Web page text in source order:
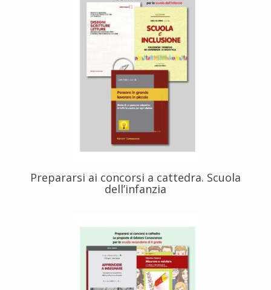
Prepararsi ai concorsi a cattedra. Scuola
dell’infanzia